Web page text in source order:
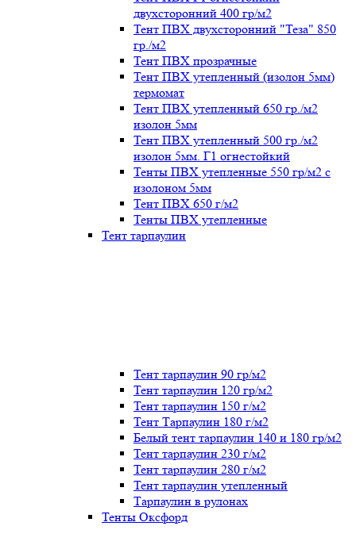
двухсторонний 400 гр/м2
Тент ПВХ двухсторонний "Теза" 850
гр./м2
Тент ПВХ прозрачные
Тент ПВХ утепленный (изолон 5мм)
термомат
Тент ПВХ утепленный 650 гр./м2
изолон 5мм
Тент ПВХ утепленный 500 гр./м2
изолон 5мм. Г1 огнестойкий
Тенты ПВХ утепленные 550 гр/м2 с
изолоном 5мм
Тент ПВХ 650 г/м2
Тенты ПВХ утепленные
Тент тарпаулин
Тент тарпаулин 90 гр/м2
Тент тарпаулин 120 гр/м2
Тент тарпаулин 150 г/м2
Тент Тарпаулин 180 г/м2
Белый тент тарпаулин 140 и 180 гр/м2
Тент тарпаулин 230 г/м2
Тент тарпаулин 280 г/м2
Тент тарпаулин утепленный
Тарпаулин в рулонах
Тенты Оксфорд